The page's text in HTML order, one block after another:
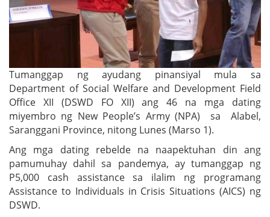
Tumanggap ng ayudang pinansiyal mula sa
Department of Social Welfare and Development Field
Office XII (DSWD FO XII) ang 46 na mga dating
miyembro ng New People’s Army (NPA) sa Alabel,
Saranggani Province, nitong Lunes (Marso 1).
Ang mga dating rebelde na naapektuhan din ang
pamumuhay dahil sa pandemya, ay tumanggap ng
P5,000 cash assistance sa ilalim ng programang
Assistance to Individuals in Crisis Situations (AICS) ng
DSWD.